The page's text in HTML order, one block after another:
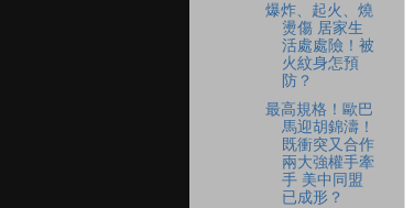
爆炸、起火、燒
燙傷 居家生
活處處險！被
火紋身怎預
防？
最高規格！歐巴
馬迎胡錦濤！
既衝突又合作
兩大強權手牽
手 美中同盟
已成形？